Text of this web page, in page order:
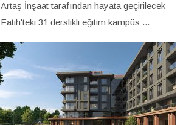
Artaş İnşaat tarafından hayata geçirilecek
Fatih'teki 31 derslikli eğitim kampüs ...